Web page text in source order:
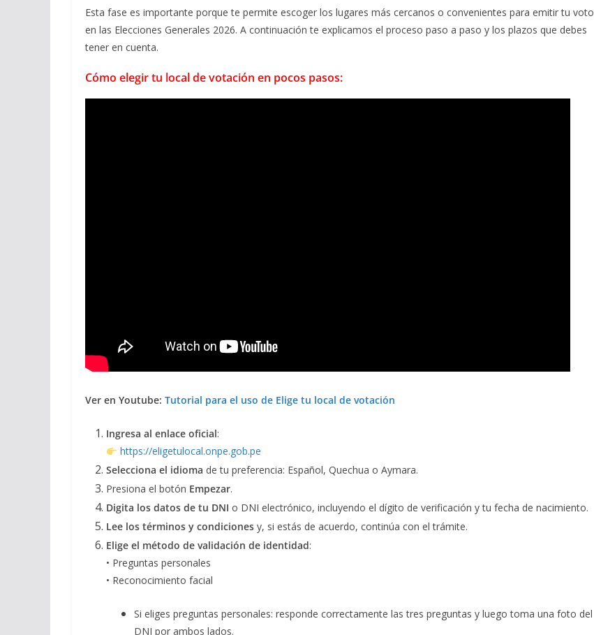
Esta fase es importante porque te permite escoger los lugares más cercanos o convenientes para emitir tu voto
en las Elecciones Generales 2026. A continuación te explicamos el proceso paso a paso y los plazos que debes
tener en cuenta.
Cómo elegir tu local de votación en pocos pasos:
Ver en Youtube: Tutorial para el uso de Elige tu local de votación
Ingresa al enlace oficial:
https://eligetulocal.onpe.gob.pe
Selecciona el idioma de tu preferencia: Español, Quechua o Aymara.
Presiona el botón Empezar.
Digita los datos de tu DNI o DNI electrónico, incluyendo el dígito de verificación y tu fecha de nacimiento.
Lee los términos y condiciones y, si estás de acuerdo, continúa con el trámite.
Elige el método de validación de identidad:
• Preguntas personales
• Reconocimiento facial
Si eliges preguntas personales: responde correctamente las tres preguntas y luego toma una foto del
DNI por ambos lados.